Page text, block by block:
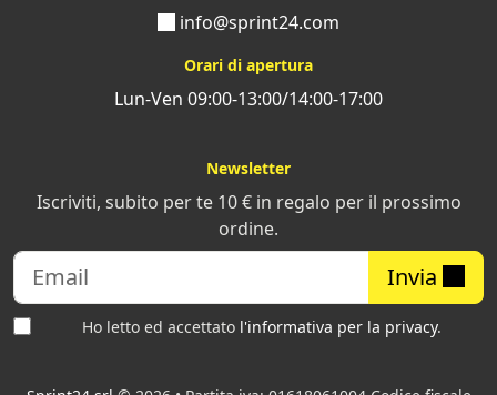
info@sprint24.com
Orari di apertura
Lun-Ven 09:00-13:00/14:00-17:00
Newsletter
Iscriviti, subito per te 10 € in regalo per il prossimo
ordine.
Invia
Ho letto ed accettato l'informativa per la privacy.